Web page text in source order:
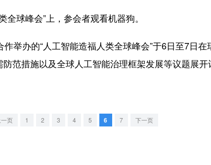
球峰会”上，参会者观看机器狗。
办的“人工智能造福人类全球峰会”于6日至7日在
范措施以及全球人工智能治理框架发展等议题展开
一页 1 2 3 4 5 6 7 下一页